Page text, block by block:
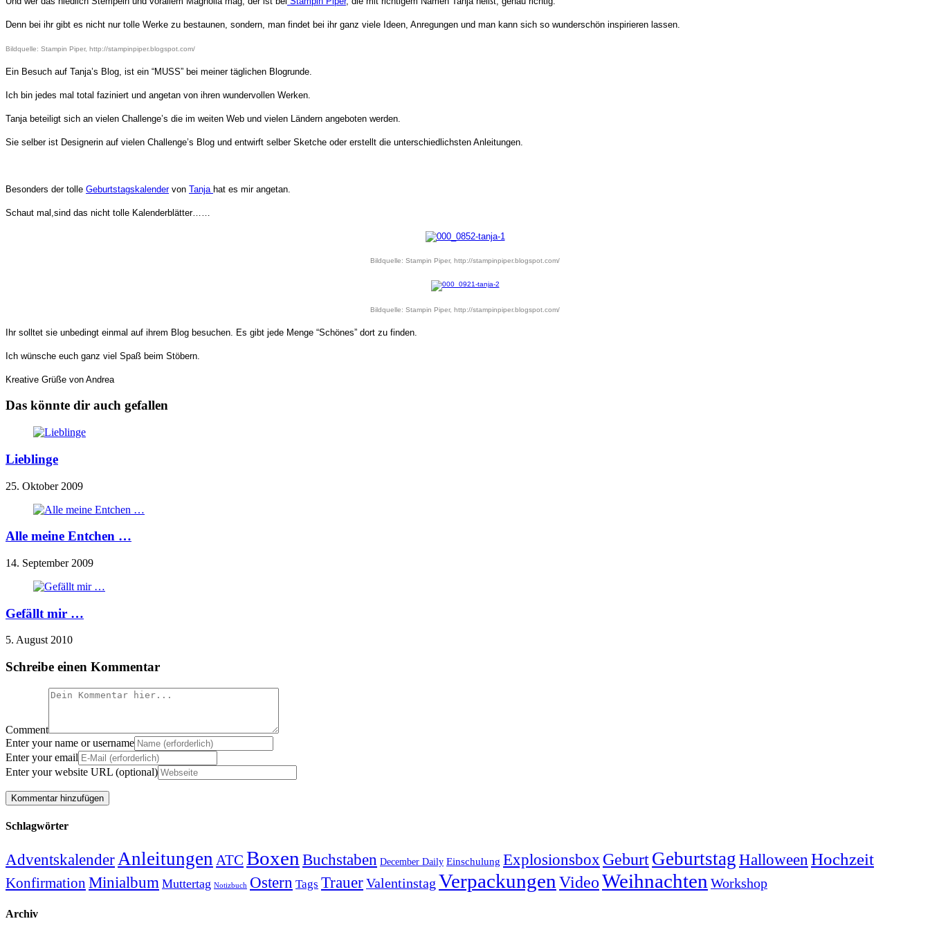
Denn bei ihr gibt es nicht nur tolle Werke zu bestaunen, sondern, man findet bei ihr ganz viele Ideen, Anregungen und man kann sich so wunderschön inspirieren lassen.
Bildquelle: Stampin Piper, http://stampinpiper.blogspot.com/
Ein Besuch auf Tanja’s Blog, ist ein “MUSS” bei meiner täglichen Blogrunde.
Ich bin jedes mal total faziniert und angetan von ihren wundervollen Werken.
Tanja beteiligt sich an vielen Challenge’s die im weiten Web und vielen Ländern angeboten werden.
Sie selber ist Designerin auf vielen Challenge’s Blog und entwirft selber Sketche oder erstellt die unterschiedlichsten Anleitungen.
Besonders der tolle Geburtstagskalendervon Tanja hat es mir angetan.
Schaut mal,sind das nicht tolle Kalenderblätter……
Bildquelle: Stampin Piper, http://stampinpiper.blogspot.com/
Bildquelle: Stampin Piper, http://stampinpiper.blogspot.com/
Ihr solltet sie unbedingt einmal auf ihrem Blog besuchen. Es gibt jede Menge “Schönes” dort zu finden.
Ich wünsche euch ganz viel Spaß beim Stöbern.
Kreative Grüße von Andrea
Das könnte dir auch gefallen
Lieblinge
25. Oktober 2009
Alle meine Entchen …
14. September 2009
Gefällt mir …
5. August 2010
Schreibe einen Kommentar
Comment
Enter your name or username
Enter your email
Enter your website URL (optional)
Schlagwörter
AdventskalenderAnleitungen ATC Boxen Buchstaben December Daily Einschulung ExplosionsboxGeburtGeburtstag Halloween Hochzeit
Konfirmation Minialbum Muttertag Notizbuch Ostern Tags TrauerValentinstag VerpackungenVideoWeihnachten Workshop
Archiv